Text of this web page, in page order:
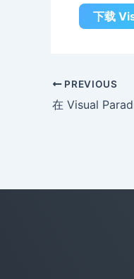
下载
PREVIOUS